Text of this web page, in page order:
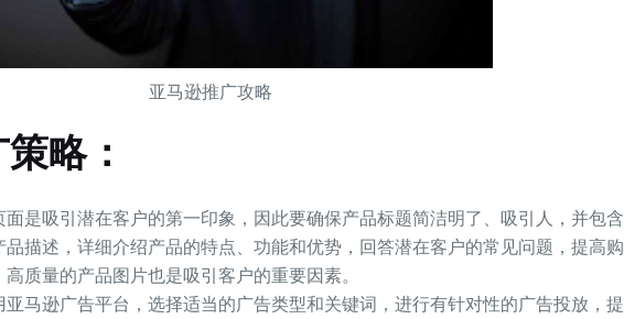
亚马逊推广攻略
略：
面是吸引潜在客户的第一印象，因此要确保产品标题简洁明了、吸引人，并包含
描述，详细介绍产品的特点、功能和优势，回答潜在客户的常见问题，提高购
质量的产品图片也是吸引客户的重要因素。
亚马逊广告平台，选择适当的广告类型和关键词，进行有针对性的广告投放，提